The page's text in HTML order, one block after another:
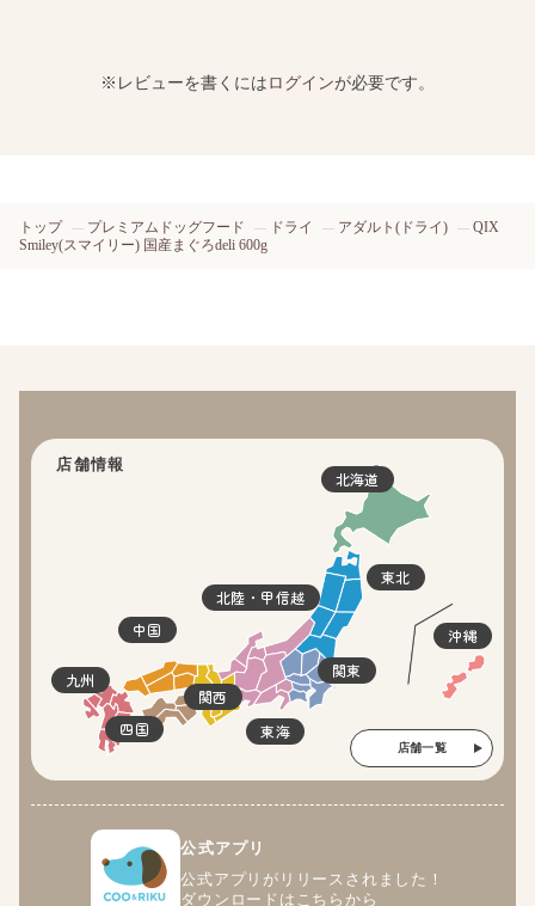
※レビューを書くにはログインが必要です。
トップ プレミアムドッグフード ドライ アダルト(ドライ)
QIX
Smiley(スマイリー) 国産まぐろdeli 600g
店舗情報
北海道
東北
関東
北陸・甲信越
東海
関西
四国
中国
九州
沖縄
店舗一覧
公式アプリ
公式アプリがリリースされました！
ダウンロードはこちらから